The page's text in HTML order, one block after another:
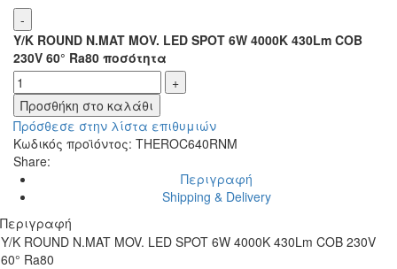
Υ/Κ ROUND N.MAT MOV. LED SPOT 6W 4000K 430Lm COB
230V 60° Ra80 ποσότητα
Προσθήκη στο καλάθι
Πρόσθεσε στην λίστα επιθυμιών
Κωδικός προϊόντος: THEROC640RNM
Share:
Περιγραφή
Shipping & Delivery
Περιγραφή
Υ/Κ ROUND N.MAT MOV. LED SPOT 6W 4000K 430Lm COB 230V
60° Ra80